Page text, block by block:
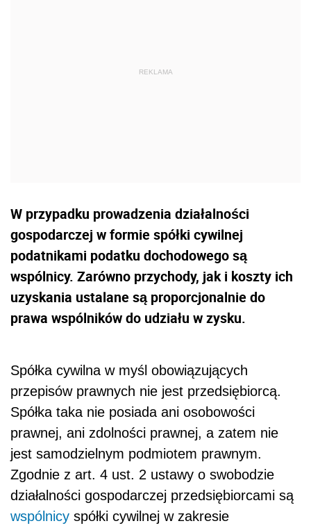
W przypadku prowadzenia działalności
gospodarczej w formie spółki cywilnej
podatnikami podatku dochodowego są
wspólnicy. Zarówno przychody, jak i koszty ich
uzyskania ustalane są proporcjonalnie do
prawa wspólników do udziału w zysku.
Spółka cywilna w myśl obowiązujących
przepisów prawnych nie jest przedsiębiorcą.
Spółka taka nie posiada ani osobowości
prawnej, ani zdolności prawnej, a zatem nie
jest samodzielnym podmiotem prawnym.
Zgodnie z art. 4 ust. 2 ustawy o swobodzie
działalności gospodarczej przedsiębiorcami są
wspólnicy spółki cywilnej w zakresie